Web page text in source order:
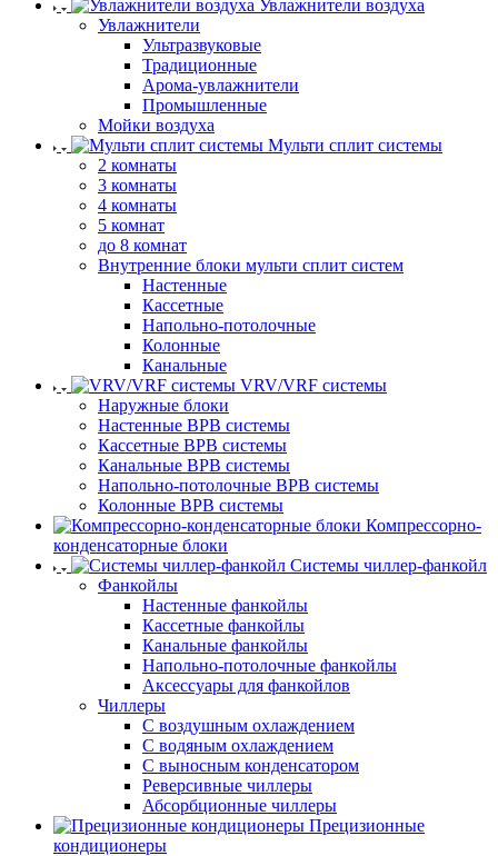
Увлажнители воздуха
Увлажнители
Ультразвуковые
Традиционные
Арома-увлажнители
Промышленные
Мойки воздуха
Мульти сплит системы
2 комнаты
3 комнаты
4 комнаты
5 комнат
до 8 комнат
Внутренние блоки мульти сплит систем
Настенные
Кассетные
Напольно-потолочные
Колонные
Канальные
VRV/VRF системы
Наружные блоки
Настенные ВРВ системы
Кассетные ВРВ системы
Канальные ВРВ системы
Напольно-потолочные ВРВ системы
Колонные ВРВ системы
Компрессорно-
конденсаторные блоки
Системы чиллер-фанкойл
Фанкойлы
Настенные фанкойлы
Кассетные фанкойлы
Канальные фанкойлы
Напольно-потолочные фанкойлы
Аксессуары для фанкойлов
Чиллеры
С воздушным охлаждением
С водяным охлаждением
С выносным конденсатором
Реверсивные чиллеры
Абсорбционные чиллеры
Прецизионные
кондиционеры